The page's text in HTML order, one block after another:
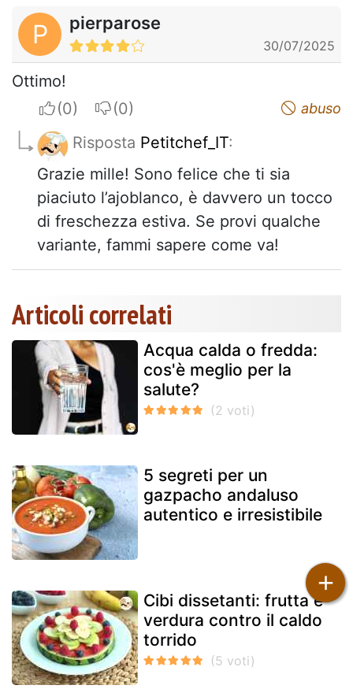
P pierparose
30/07/2025
Ottimo!
I apreciateI do not appreciate abuso
Risposta Petitchef_IT:
Grazie mille! Sono felice che ti sia
piaciuto l’ajoblanco, è davvero un tocco
di freschezza estiva. Se provi qualche
variante, fammi sapere come va!
+
Articoli correlati
Acqua calda o fredda:
cos'è meglio per la
salute?
5 segreti per un
gazpacho andaluso
autentico e irresistibile
Cibi dissetanti: frutta e
verdura contro il caldo
torrido